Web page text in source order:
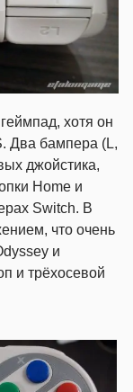
хотя он
Два бампера (L,
джойстика,
Home и
Switch. В
что очень
и
и трёхосевой